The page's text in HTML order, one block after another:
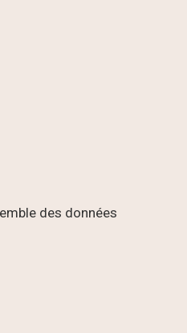
des données